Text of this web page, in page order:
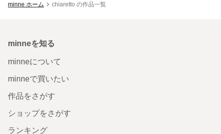
minne ホーム chiaretto の作品一覧
minneを知る
minneについて
minneで買いたい
作品をさがす
ショップをさがす
ランキング